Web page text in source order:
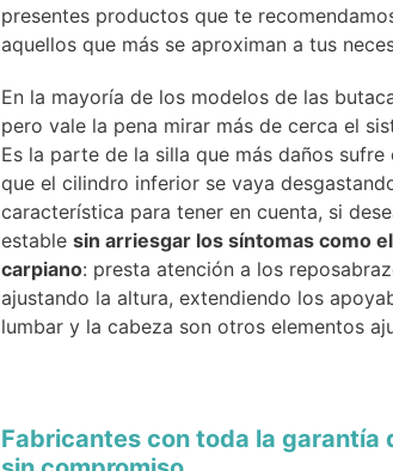
presentes productos que te
aquellos que más se aproximan a tus
En la mayoría de los modelos de las
pero vale la pena mirar más de cerca el
Es la parte de la silla que más daños
que el cilindro inferior se vaya
característica para tener en cuenta, si
estable sin arriesgar los síntomas como
carpiano: presta atención a los
ajustando la altura, extendiendo los
lumbar y la cabeza son otros elementos
Fabricantes con toda la garantía